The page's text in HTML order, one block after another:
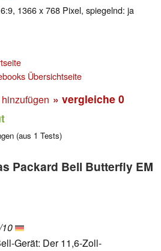
1366 x 768 Pixel, spiegelnd: ja
Übersichtseite
» vergleiche 0
(aus 1 Tests)
Packard Bell Butterfly EM
10
Gerät: Der 11,6-Zoll-